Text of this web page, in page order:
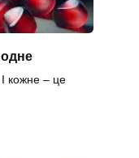
кожне – це